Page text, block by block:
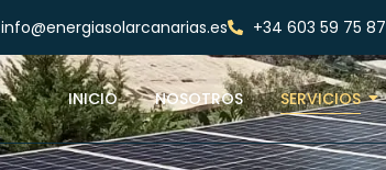
info@energiasolarcanarias.es +34 603 59 75 87
INICIO NOSOTROS SERVICIOS